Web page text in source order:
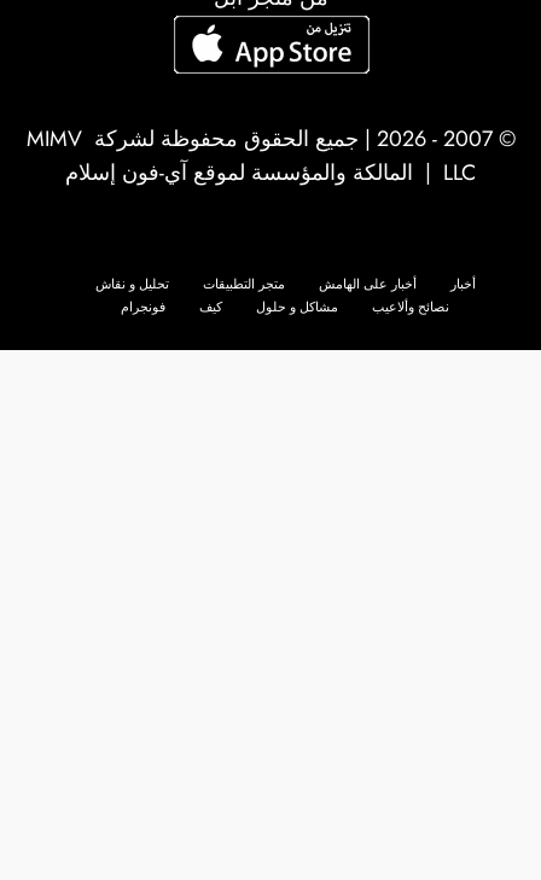
© 2007 - 2026 | جميع الحقوق محفوظة لشركة
MIMV
LLC | المالكة والمؤسسة لموقع آي-فون إسلام
أخبار أخبار على الهامش متجر التطبيقات
تحليل و نقاش
نصائح وألاعيب
مشاكل و حلول كيف فونجرام